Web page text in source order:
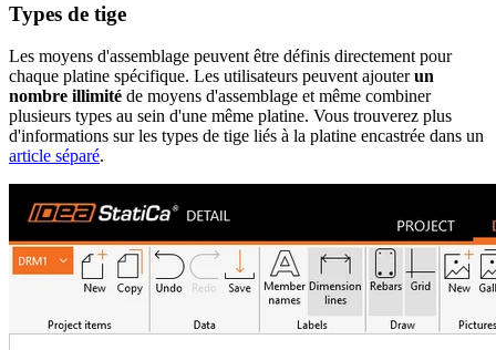
Types de tige
Les moyens d'assemblage peuvent être définis directement pour
chaque platine spécifique. Les utilisateurs peuvent ajouterun
nombre illimité de moyens d'assemblage et même combiner
plusieurs types au sein d'une même platine. Vous trouverez plus
d'informations sur les types de tige liés à la platine encastrée dans un
article séparé.